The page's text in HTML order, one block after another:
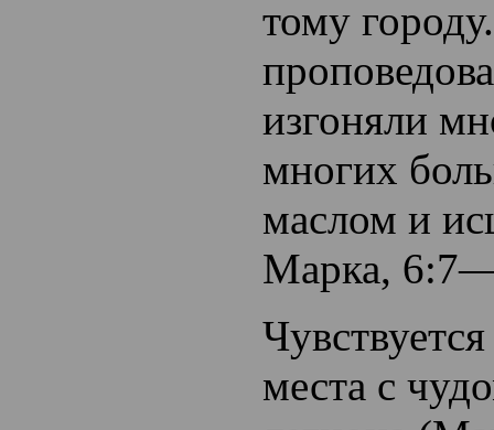
тому
изгоняли
многих
маслом и
Марка,
места с